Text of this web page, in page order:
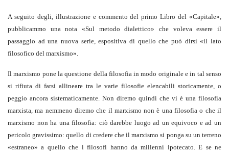
A seguito degli, illustrazione e commento del primo Libro del «Capitale»,
pubblicammo una nota «Sul metodo dialettico» che voleva essere il
passaggio ad una nuova serie, espositiva di quello che può dirsi «il lato
filosofico del marxismo».
Il marxismo pone la questione della filosofia in modo originale e in tal senso
si rifiuta di farsi allineare tra le varie filosofie elencabili storicamente, o
peggio ancora sistematicamente. Non diremo quindi che vi è una filosofia
marxista, ma nemmeno diremo che il marxismo non è una filosofia o che il
marxismo non ha una filosofia: ciò darebbe luogo ad un equivoco e ad un
pericolo gravissimo: quello di credere che il marxismo si ponga su un terreno
«estraneo» a quello che i filosofi hanno da millenni ipotecato. E se ne